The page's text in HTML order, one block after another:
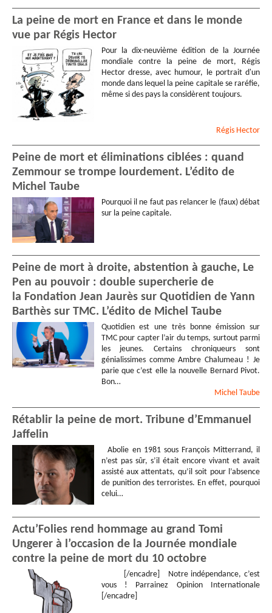
La peine de mort en France et dans le monde
vue par Régis Hector
Pour la dix-neuvième édition de la Journée
mondiale contre la peine de mort, Régis
Hector dresse, avec humour, le portrait d'un
monde dans lequel la peine capitale se raréfie,
même si des pays la considèrent toujours.
Régis Hector
Peine de mort et éliminations ciblées : quand
Zemmour se trompe lourdement. L’édito de
Michel Taube
Pourquoi il ne faut pas relancer le (faux) débat
sur la peine capitale.
Peine de mort à droite, abstention à gauche, Le
Pen au pouvoir : double supercherie de
la Fondation Jean Jaurès sur Quotidien de Yann
Barthès sur TMC. L’édito de Michel Taube
Quotidien est une très bonne émission sur
TMC pour capter l’air du temps, surtout parmi
les jeunes. Certains chroniqueurs sont
génialissimes comme Ambre Chalumeau ! Je
parie que c’est elle la nouvelle Bernard Pivot.
Bon…
Michel Taube
Rétablir la peine de mort. Tribune d’Emmanuel
Jaffelin
Abolie en 1981 sous François Mitterrand, il
n’est pas sûr, s’il était encore vivant et avait
assisté aux attentats, qu’il soit pour l’absence
de punition des terroristes. En effet, pourquoi
celui…
Actu’Folies rend hommage au grand Tomi
Ungerer à l’occasion de la Journée mondiale
contre la peine de mort du 10 octobre
[/encadre] Notre indépendance, c’est
vous ! Parrainez Opinion Internationale
[/encadre]